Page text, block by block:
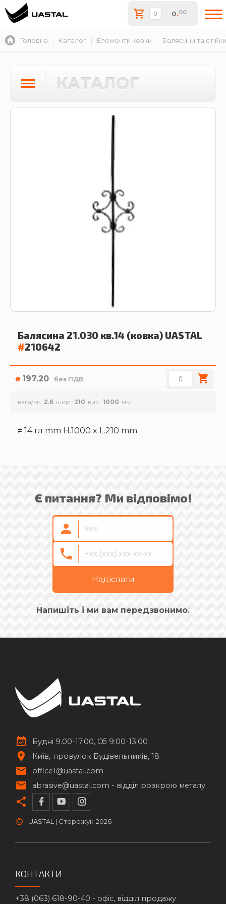
0.00
Головна Каталог Елементи ковки Балясини та стійки
КАТАЛОГ
Балясина 21.030 кв.14 (ковка) UASTAL
#210642
₴ 197.20 без ПДВ
вага/кг. 2.6 шир. 210 вис. 1000
≠ 14 гл mm H.1000 x L.210 mm
Є питання? Ми відповімо!
Надіслати
Напишіть і ми вам передзвонимо.
Будні 9.00-17.00, Сб 9:00-13:00
Київ
провулок Будівельників, 18
office1@uastal.com
abrasive@uastal.com - відділ розкрою металу
© UASTAL | Сторожук 2026
КОНТАКТИ
+38 (063) 618-90-40 - офіс, відділ продажу